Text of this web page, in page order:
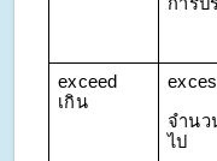
การป
exceed
เกิน
จำนว
ไป